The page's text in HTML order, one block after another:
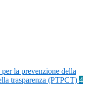
la prevenzione della
trasparenza (PTPCT) 4